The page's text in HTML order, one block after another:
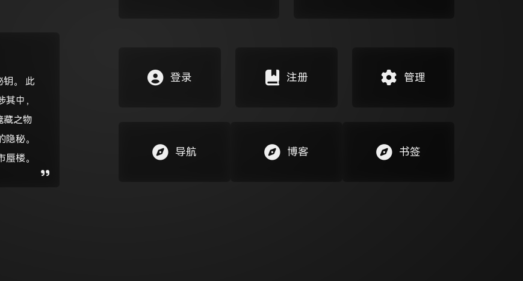
钥。 此
中，
藏之物
秘。
楼。
登录 注册 管理
导航 博客 书签